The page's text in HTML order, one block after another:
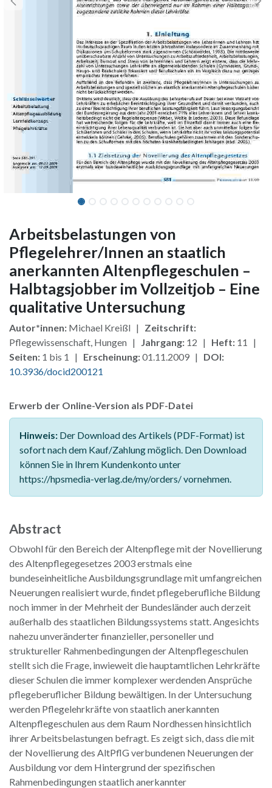
Arbeitsbelastungen von
Pflegelehrer/Innen an staatlich
anerkannten Altenpflegeschulen –
Halbtagsjobber im Vollzeitjob – Eine
qualitative Untersuchung
Autor*innen: Michael Kreißl | Zeitschrift:
Pflegewissenschaft, Hungen | Jahrgang: 12 | Heft: 11 |
Seiten: 1 bis 1 | Erscheinung:01.11.2009 | DOI:
10.3936/docid200121
Erwerb der Online-Version als PDF-Datei
Hinweis: Der Download des Artikels (PDF-Format) ist
sofort nach dem Kauf/Zahlung möglich. Den Download
können Sie in Ihrem Kundenkonto unter
https://hpsmedia-verlag.de/my/orders/ vornehmen.
Abstract
Obwohl für den Bereich der Altenpflege mit der Novellierung
des Altenpflegegesetzes 2003 erstmals eine
bundeseinheitliche Ausbildungsgrundlage mit umfangreichen
Neuerungen realisiert wurde, findet pflegeberufliche Bildung
noch immer in der Mehrheit der Bundesländer auch derzeit
außerhalb des staatlichen Bildungssystems statt. Angesichts
nahezu unveränderter finanzieller, personeller und
struktureller Rahmenbedingungen der Altenpflegeschulen
stellt sich die Frage, inwieweit die hauptamtlichen Lehrkräfte
dieser Schulen die immer komplexer werdenden Ansprüche
pflegeberuflicher Bildung bewältigen. In der Untersuchung
werden Pflegelehrkräfte von staatlich anerkannten
Altenpflegeschulen aus dem Raum Nordhessen hinsichtlich
ihrer Arbeitsbelastungen befragt. Es zeigt sich, dass die mit
der Novellierung des AltPflG verbundenen Neuerungen der
Ausbildung vor dem Hintergrund der spezifischen
Rahmenbedingungen staatlich anerkannter